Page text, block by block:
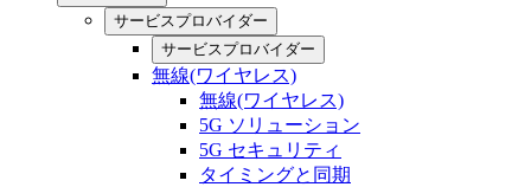
サービスプロバイダー
サービスプロバイダー
無線(ワイヤレス)
無線(ワイヤレス)
5G ソリューション
5G セキュリティ
タイミングと同期